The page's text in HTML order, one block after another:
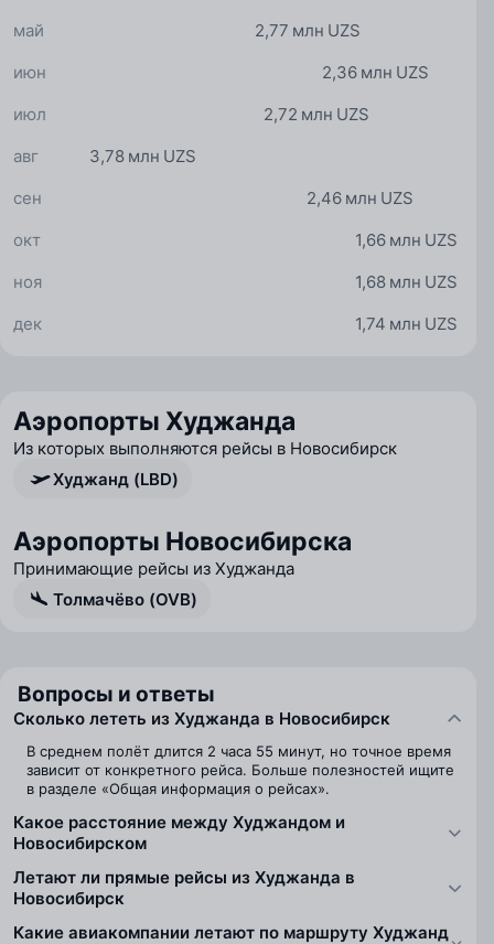
2,77 млн UZS
май
2,36 млн UZS
июн
2,72 млн UZS
июл
3,78 млн UZS
авг
2,46 млн UZS
сен
1,66 млн UZS
окт
1,68 млн UZS
ноя
1,74 млн UZS
дек
Аэропорты Худжанда
Из которых выполняются рейсы в Новосибирск
Худжанд (LBD)
Аэропорты Новосибирска
Принимающие рейсы из Худжанда
Толмачёво (OVB)
Вопросы и ответы
Сколько лететь из Худжанда в Новосибирск
В среднем полёт длится 2 часа 55 минут, но точное время
зависит от конкретного рейса. Больше полезностей ищите
в разделе «Общая информация о рейсах».
Какое расстояние между Худжандом и
Новосибирском
Летают ли прямые рейсы из Худжанда в
Новосибирск
Какие авиакомпании летают по маршруту Худжанд